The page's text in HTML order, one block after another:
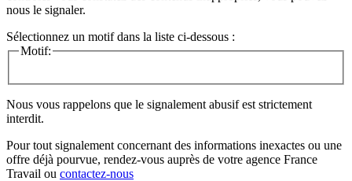
nous le signaler.
Sélectionnez un motif dans la liste ci-dessous :
Motif:
Nous vous rappelons que le signalement abusif est strictement
interdit.
Pour tout signalement concernant des informations inexactes ou une
offre déjà pourvue, rendez-vous auprès de votre agence France
Travail ou contactez-nous